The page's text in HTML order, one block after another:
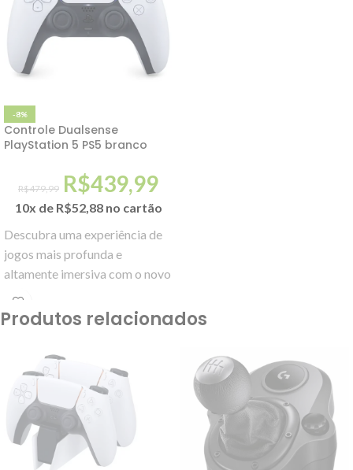
-8%
Controle Dualsense
PlayStation 5 PS5 branco
R$479,99 R$439,99
10x de R$52,88 no cartão
Descubra uma experiência de
jogos mais profunda e
altamente imersiva com o novo
controle do PS5, que oferece
feedback tátil e efeitos de
Produtos relacionados